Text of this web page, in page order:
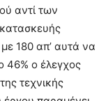
αντί των
180 απ’ αυτά να
46% ο έλεγχος
τεχνικής